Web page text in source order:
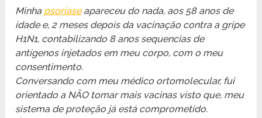
Minha psoríaseapareceu do nada, aos 58 anos de
idade e, 2 meses depois da vacinação contra a gripe
H1N1, contabilizando 8 anos sequencias de
antígenos injetados em meu corpo, com o meu
consentimento.
Conversando com meu médico ortomolecular, fui
orientado a NÃO tomar mais vacinas visto que, meu
sistema de proteção já está comprometido.